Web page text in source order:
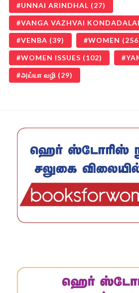
UNNAI ARINDHAL (27)
VANGA VAZHVAI
VENBA (39) WOMEN
WOMEN ISSUES (102)
அய்யா வழி (29)